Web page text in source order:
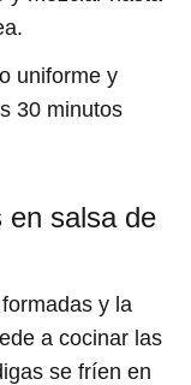
uniforme y
30 minutos
en salsa de
y la
a cocinar las
se fríen en